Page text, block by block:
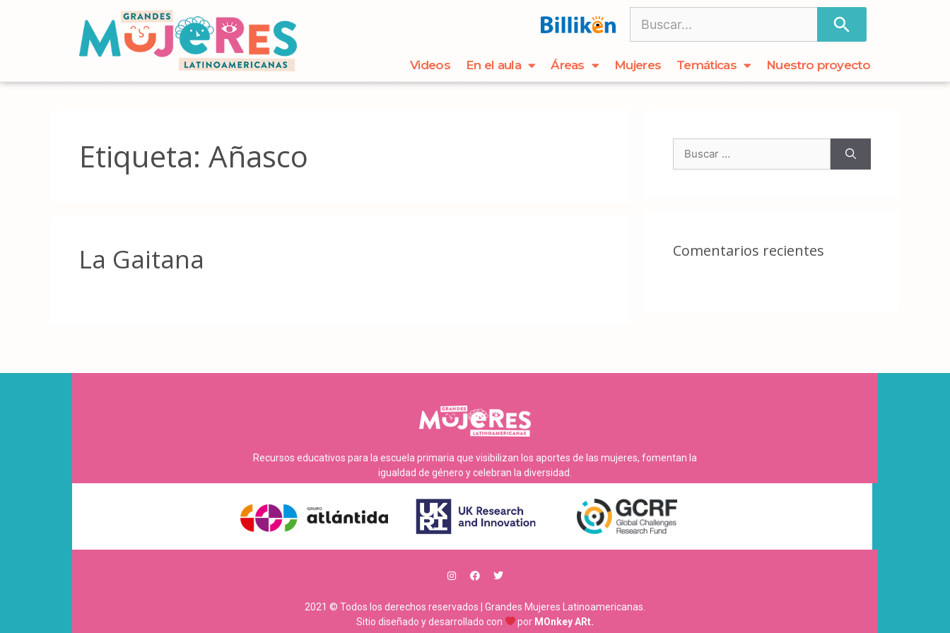
Videos En el aula Áreas Mujeres Temáticas Nuestro proyecto
Etiqueta: Añasco
La Gaitana Comentarios recientes
Recursos educativos para la escuela primaria que visibilizan los aportes de las mujeres, fomentan la
igualdad de género y celebran la diversidad.
2021 © Todos los derechos reservados | Grandes Mujeres Latinoamericanas.
Sitio diseñado y desarrollado con
por MOnkey ARt.